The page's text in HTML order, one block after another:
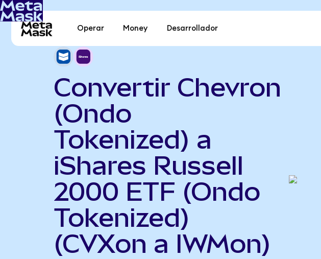
Operar Money Desarrollador
Convertir Chevron
(Ondo
Tokenized) a
iShares Russell
2000 ETF (Ondo
Tokenized)
(CVXon a IWMon)